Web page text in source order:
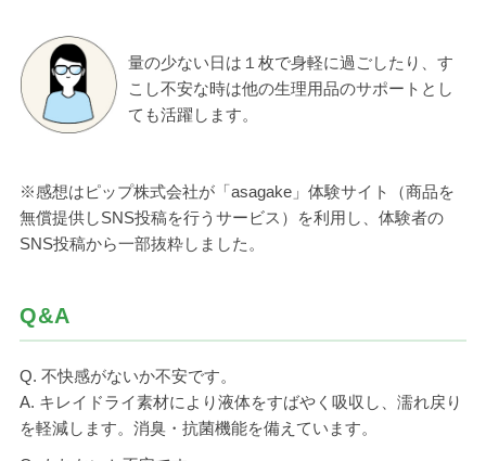
量の少ない日は１枚で身軽に過ごしたり、す
こし不安な時は他の生理用品のサポートとし
ても活躍します。
※感想はピップ株式会社が「asagake」体験サイト（商品を
無償提供しSNS投稿を行うサービス）を利用し、体験者の
SNS投稿から一部抜粋しました。
Q&A
Q. 不快感がないか不安です。
A. キレイドライ素材により液体をすばやく吸収し、濡れ戻り
を軽減します。消臭・抗菌機能を備えています。